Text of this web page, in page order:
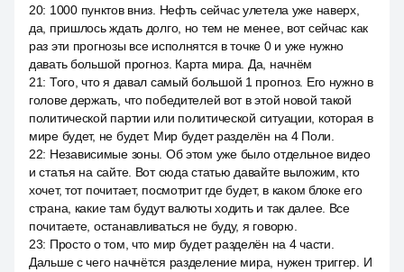
20: 1000 пунктов вниз. Нефть сейчас улетела уже наверх,
да, пришлось ждать долго, но тем не менее, вот сейчас как
раз эти прогнозы все исполнятся в точке 0 и уже нужно
давать большой прогноз. Карта мира. Да, начнём
21: Того, что я давал самый большой 1 прогноз. Его нужно в
голове держать, что победителей вот в этой новой такой
политической партии или политической ситуации, которая в
мире будет, не будет. Мир будет разделён на 4 Поли.
22: Независимые зоны. Об этом уже было отдельное видео
и статья на сайте. Вот сюда статью давайте выложим, кто
хочет, тот почитает, посмотрит где будет, в каком блоке его
страна, какие там будут валюты ходить и так далее. Все
почитаете, останавливаться не буду, я говорю.
23: Просто о том, что мир будет разделён на 4 части.
Дальше с чего начнётся разделение мира, нужен триггер. И